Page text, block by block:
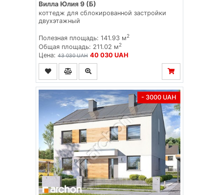
Вилла Юлия 9 (Б)
коттедж для сблокированной застройки
двухэтажный
Полезная площадь: 141.93 м2
Общая площадь: 211.02 м2
Цена: 43 030 UAH 40 030 UAH
- 3000 UAH